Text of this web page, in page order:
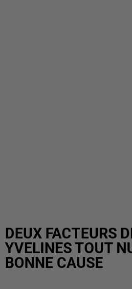
DEUX FACTEURS
YVELINES TOUT
BONNE CAUSE